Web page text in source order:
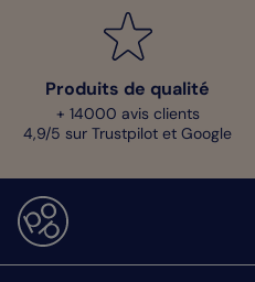
Produits de qualité
+ 14000 avis clients
4,9/5 sur Trustpilot et Google